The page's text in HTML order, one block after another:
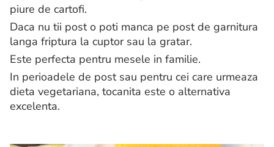
piure de cartofi.
Daca nu tii post o poti manca pe post de garnitura
langa friptura la cuptor sau la gratar.
Este perfecta pentru mesele in familie.
In perioadele de post sau pentru cei care urmeaza
dieta vegetariana, tocanita este o alternativa
excelenta.